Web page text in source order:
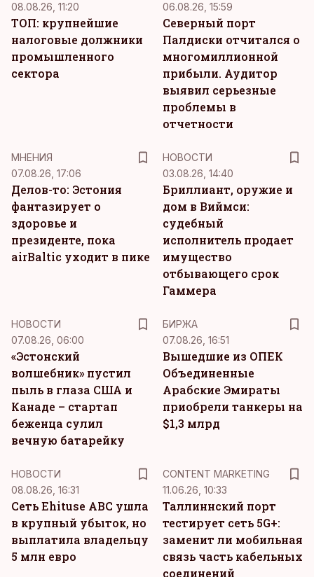
08.08.26, 11:20
ТОП: крупнейшие
налоговые должники
промышленного
сектора
06.08.26, 15:59
Северный порт
Палдиски отчитался о
многомиллионной
прибыли. Аудитор
выявил серьезные
проблемы в
отчетности
MНЕНИЯ
07.08.26, 17:06
Делов-то: Эстония
фантазирует о
здоровье и
президенте, пока
airBaltic уходит в пике
НОВОСТИ
03.08.26, 14:40
Бриллиант, оружие и
дом в Виймси:
судебный
исполнитель продает
имущество
отбывающего срок
Гаммера
НОВОСТИ
07.08.26, 06:00
«Эстонский
волшебник» пустил
пыль в глаза США и
Канаде – стартап
беженца сулил
вечную батарейку
БИРЖА
07.08.26, 16:51
Вышедшие из ОПЕК
Объединенные
Арабские Эмираты
приобрели танкеры на
$1,3 млрд
НОВОСТИ
08.08.26, 16:31
Сеть Ehituse ABC ушла
в крупный убыток, но
выплатила владельцу
5 млн евро
CONTENT MARKETING
11.06.26, 10:33
Таллиннский порт
тестирует сеть 5G+:
заменит ли мобильная
связь часть кабельных
соединений